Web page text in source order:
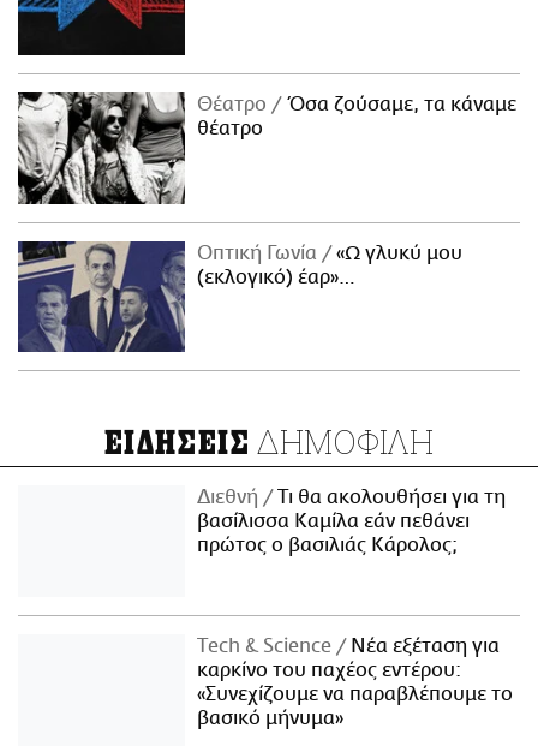
Θέατρο
Όσα ζούσαμε, τα κάναμε
θέατρο
Οπτική Γωνία
«Ω γλυκύ μου
(εκλογικό) έαρ»…
ΕΙΔΗΣΕΙΣ ΔΗΜΟΦΙΛΗ
Διεθνή
Τι θα ακολουθήσει για τη
βασίλισσα Καμίλα εάν πεθάνει
πρώτος ο βασιλιάς Κάρολος;
Τech & Science
Νέα εξέταση για
καρκίνο του παχέος εντέρου:
«Συνεχίζουμε να παραβλέπουμε το
βασικό μήνυμα»